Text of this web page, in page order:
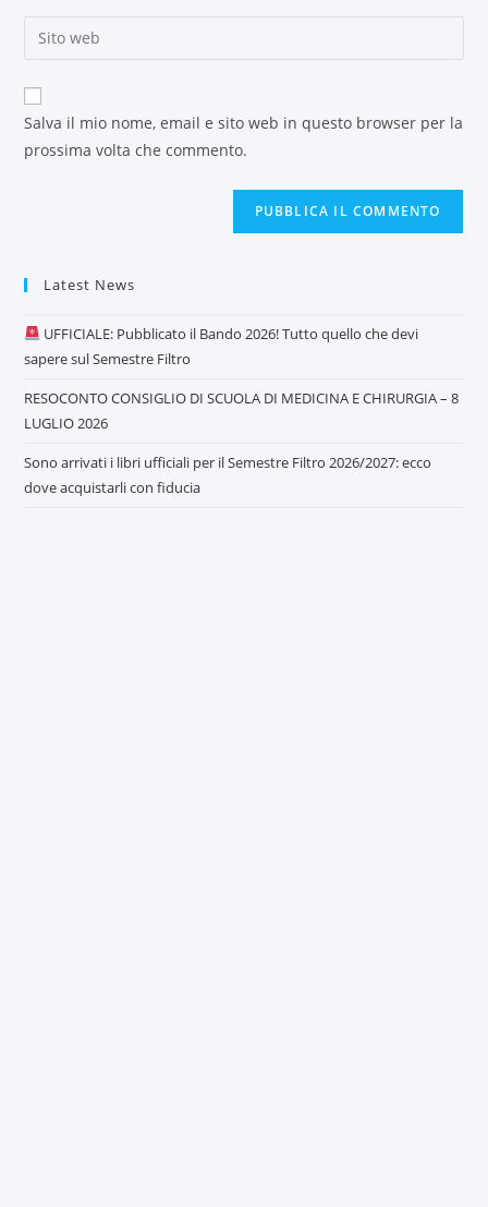
Salva il mio nome, email e sito web in questo browser per la
prossima volta che commento.
Latest News
UFFICIALE: Pubblicato il Bando 2026! Tutto quello che devi
sapere sul Semestre Filtro
RESOCONTO CONSIGLIO DI SCUOLA DI MEDICINA E CHIRURGIA – 8
LUGLIO 2026
Sono arrivati i libri ufficiali per il Semestre Filtro 2026/2027: ecco
dove acquistarli con fiducia